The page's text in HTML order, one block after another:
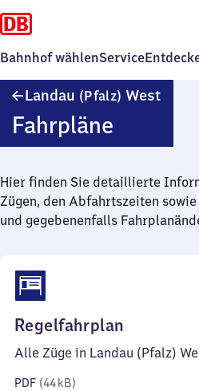
Bahnhof wählenService
Landau (Pfalz) West
Fahrpläne
Hier finden Sie detaillierte
Zügen, den Abfahrtszeiten
und gegebenenfalls
Regelfahrplan
44
Alle Züge in Landau (Pfalz)
PDF (44 kB)